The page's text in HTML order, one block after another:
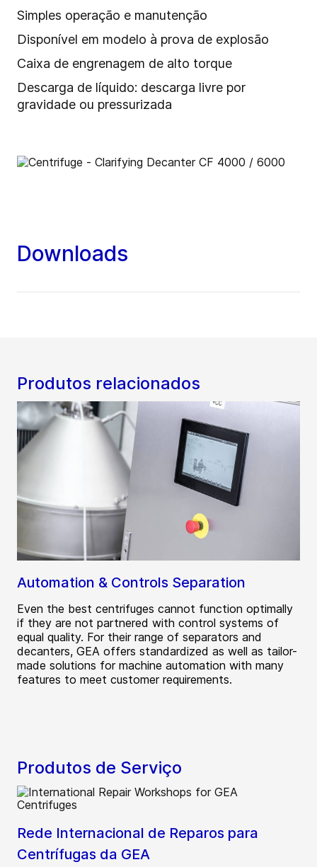
Simples operação e manutenção
Disponível em modelo à prova de explosão
Caixa de engrenagem de alto torque
Descarga de líquido: descarga livre por
gravidade ou pressurizada
Downloads
Produtos relacionados
Automation & Controls Separation
Even the best centrifuges cannot function optimally
if they are not partnered with control systems of
equal quality. For their range of separators and
decanters, GEA offers standardized as well as tailor-
made solutions for machine automation with many
features to meet customer requirements.
Produtos de Serviço
Rede Internacional de Reparos para
Centrífugas da GEA